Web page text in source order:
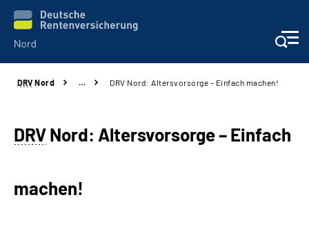
Aktuelles
Services
DRV Nord … DRV Nord: Altersvorsorge – Einfach machen!
DRVNord: Altersvorsorge – Einfach
machen!